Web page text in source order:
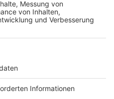
Videoinhalte
Service kann
lesen Sie die
stimmen Sie der
zu, um dieses